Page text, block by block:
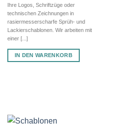
Ihre Logos, Schriftzüge oder
technischen Zeichnungen in
rasiermesserscharfe Sprüh- und
Lackierschablonen. Wir arbeiten mit
einer [...]
IN DEN WARENKORB